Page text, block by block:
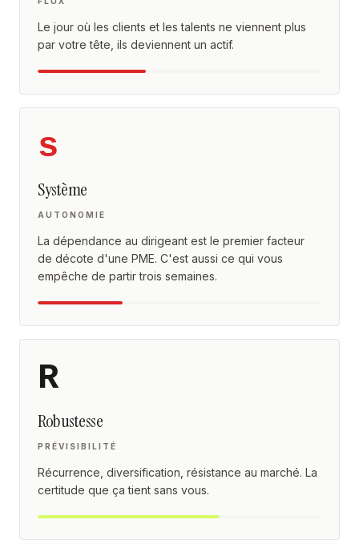
Le jour où les clients et les talents ne viennent plus
par votre tête, ils deviennent un actif.
s
Système
AUTONOMIE
La dépendance au dirigeant est le premier facteur
de décote d'une PME. C'est aussi ce qui vous
empêche de partir trois semaines.
R
Robustesse
PRÉVISIBILITÉ
Récurrence, diversification, résistance au marché. La
certitude que ça tient sans vous.